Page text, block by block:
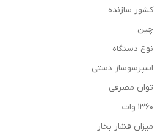
کشور سازنده
چین
نوع دستگاه
اسپرسوساز دستی
توان مصرفی
1360 وات
میزان فشار بخار